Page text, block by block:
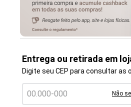
Entrega ou retirada em
Digite seu CEP para consultar as
Não